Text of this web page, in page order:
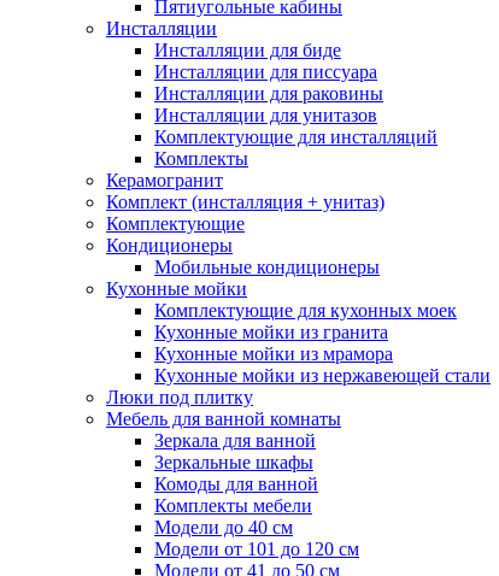
Пятиугольные кабины
Инсталляции
Инсталляции для биде
Инсталляции для писсуара
Инсталляции для раковины
Инсталляции для унитазов
Комплектующие для инсталляций
Комплекты
Керамогранит
Комплект (инсталляция + унитаз)
Комплектующие
Кондиционеры
Мобильные кондиционеры
Кухонные мойки
Комплектующие для кухонных моек
Кухонные мойки из гранита
Кухонные мойки из мрамора
Кухонные мойки из нержавеющей стали
Люки под плитку
Мебель для ванной комнаты
Зеркала для ванной
Зеркальные шкафы
Комоды для ванной
Комплекты мебели
Модели до 40 см
Модели от 101 до 120 см
Модели от 41 до 50 см